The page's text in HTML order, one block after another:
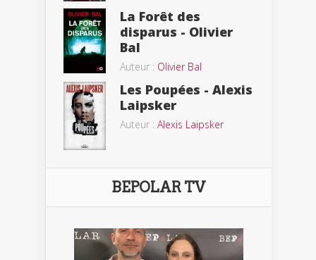
La Forêt des
disparus - Olivier
Bal
Auteur : Olivier Bal
Les Poupées - Alexis
Laipsker
Auteur : Alexis Laipsker
BEPOLAR TV